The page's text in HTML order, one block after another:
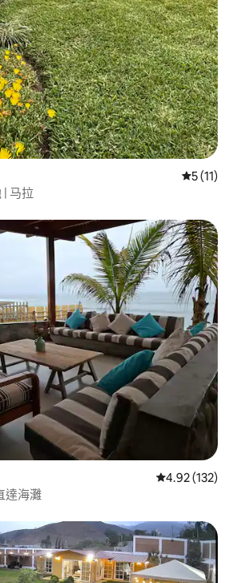
從 11 則
5 (11)
| 马拉
從 132 則評價
4.92 (132)
達海灘